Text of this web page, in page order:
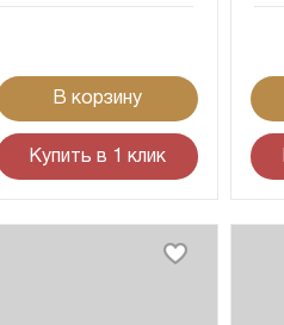
В корзину
Купить в 1 клик